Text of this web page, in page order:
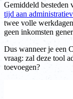
Gemiddeld besteden
tijd aan
twee volle
geen inkomsten
Dus wanneer je een
vraag: zal deze tool
toevoegen?